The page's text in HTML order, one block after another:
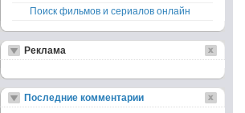
Поиск фильмов и сериалов онлайн
Реклама
Последние комментарии